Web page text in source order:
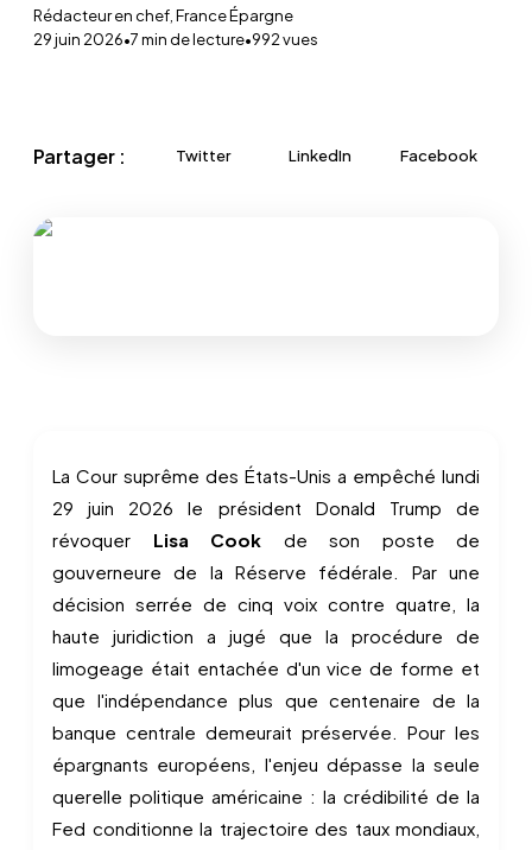
Rédacteur en chef, France Épargne
29 juin 2026•7min de lecture•992vues
Partager : Twitter LinkedIn Facebook
La Cour suprême des États-Unis a empêché lundi
29 juin 2026 le président Donald Trump de
révoquer Lisa Cook de son poste de
gouverneure de la Réserve fédérale. Par une
décision serrée de cinq voix contre quatre, la
haute juridiction a jugé que la procédure de
limogeage était entachée d'un vice de forme et
que l'indépendance plus que centenaire de la
banque centrale demeurait préservée. Pour les
épargnants européens, l'enjeu dépasse la seule
querelle politique américaine : la crédibilité de la
Fed conditionne la trajectoire des taux mondiaux,